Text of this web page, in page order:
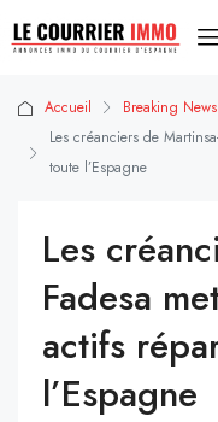
Accueil
Breaking News
Les créanciers de
toute l’Espagne
Les
Fadesa
actifs
l’Espagne